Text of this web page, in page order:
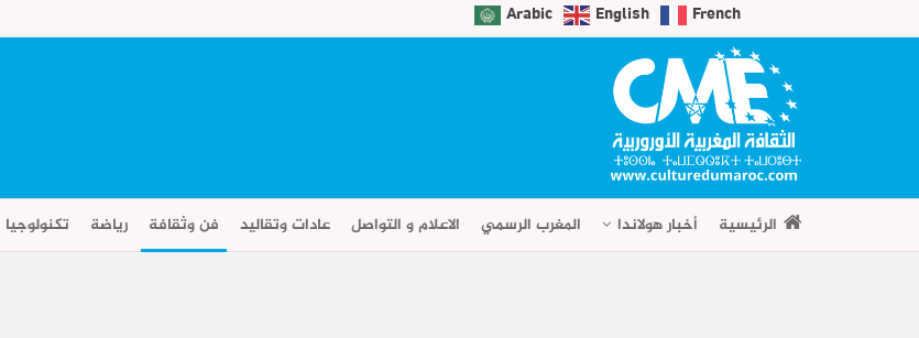
Arabic English French
الرئيسية أخبار هولاندا المغرب الرسمي الاعلام و التواصل عادات وتقاليد فن وثقافة رياضة تكنولوجيا